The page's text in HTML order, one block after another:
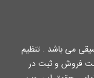
می باشد . تنظیم
فروش و ثبت در